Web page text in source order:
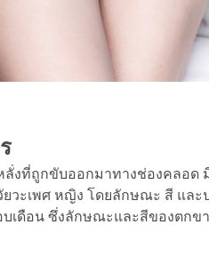
ที่ถูกขับออกมาทางช่องคลอด
ยวะเพศ หญิง โดยลักษณะ สี แ
บเดือน ซึ่งลักษณะและสีของตก